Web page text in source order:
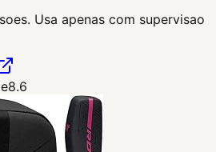
Usa apenas com supervisao
8.6